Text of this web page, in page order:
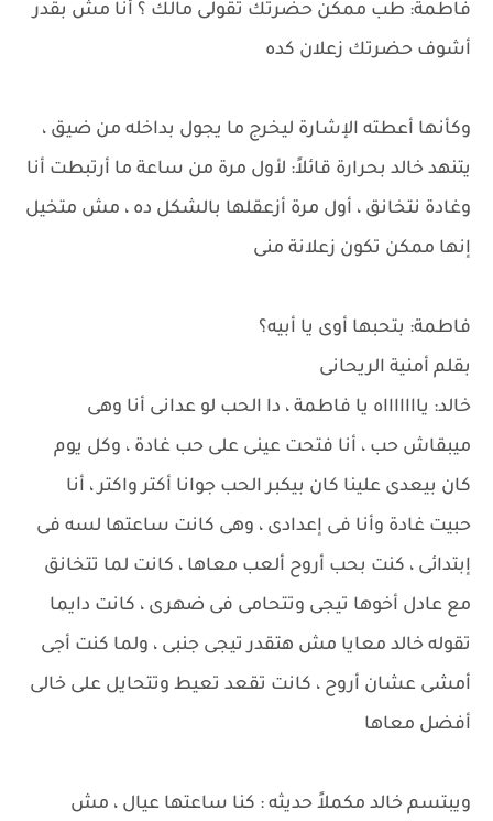
فاطمة: طب ممكن حضرتك تقولى مالك ؟ أنا مش بقدر
أشوف حضرتك زعلان كده
وكأنها أعطته الإشارة ليخرج ما يجول بداخله من ضيق ،
يتنهد خالد بحرارة قائلاً: لأول مرة من ساعة ما أرتبطت أنا
وغادة نتخانق ، أول مرة أزعقلها بالشكل ده ، مش متخيل
إنها ممكن تكون زعلانة منى
فاطمة: بتحبها أوى يا أبيه؟
بقلم أمنية الريحانى
خالد: ياااااااه يا فاطمة ، دا الحب لو عدانى أنا وهى
ميبقاش حب ، أنا فتحت عينى على حب غادة ، وكل يوم
كان بيعدى علينا كان بيكبر الحب جوانا أكتر واكتر ، أنا
حبيت غادة وأنا فى إعدادى ، وهى كانت ساعتها لسه فى
إبتدائى ، كنت بحب أروح ألعب معاها ، كانت لما تتخانق
مع عادل أخوها تيجى وتتحامى فى ضهرى ، كانت دايما
تقوله خالد معايا مش هتقدر تيجى جنبى ، ولما كنت أجى
أمشى عشان أروح ، كانت تقعد تعيط وتتحايل على خالى
أفضل معاها
ويبتسم خالد مكملاً حديثه : كنا ساعتها عيال ، مش